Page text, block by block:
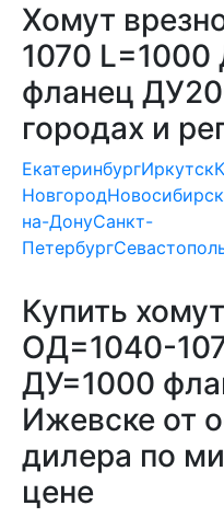
Хомут
1070 L=1000
фланец
городах и
ЕкатеринбургИркутск
НовгородНовосибирск
на-ДонуСанкт-
ПетербургСевастополь
Купить
ОД=1040-
ДУ=1000
Ижевске от
дилера по
цене